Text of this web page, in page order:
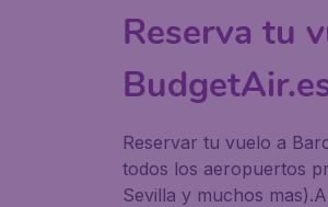
Reserva tu
Reservar tu vuelo a
todos los aeropuertos
Sevilla y muchos